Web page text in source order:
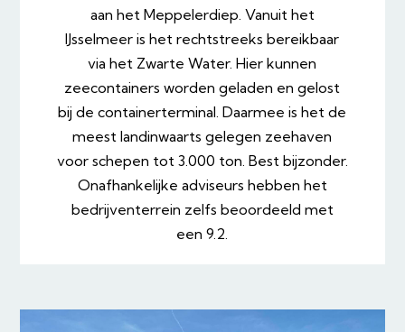
aan het Meppelerdiep. Vanuit het
IJsselmeer is het rechtstreeks bereikbaar
via het Zwarte Water. Hier kunnen
zeecontainers worden geladen en gelost
bij de containerterminal. Daarmee is het de
meest landinwaarts gelegen zeehaven
voor schepen tot 3.000 ton. Best bijzonder.
Onafhankelijke adviseurs hebben het
bedrijventerrein zelfs beoordeeld met
een 9.2.